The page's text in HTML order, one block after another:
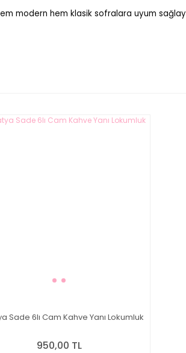
modern hem klasik sofralara uyum
Sade 6lı Cam Kahve Yanı Lokumluk
950,00 TL